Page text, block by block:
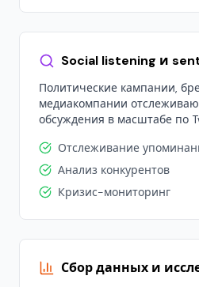
Social listening и
Политические кампании,
медиакомпании
обсуждения в масштабе по
Отслеживание
Анализ конкурентов
Кризис-мониторинг
Сбор данных и